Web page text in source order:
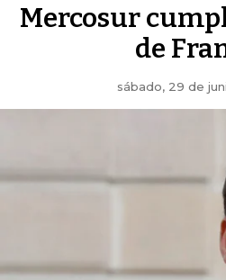
Mercosur
de
sábado, 29 de